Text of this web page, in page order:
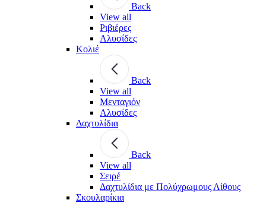
Back
View all
Ριβιέρες
Αλυσίδες
Κολιέ
Back
View all
Μενταγιόν
Αλυσίδες
Δαχτυλίδια
Back
View all
Σειρέ
Δαχτυλίδια με Πολύχρωμους Λίθους
Σκουλαρίκια